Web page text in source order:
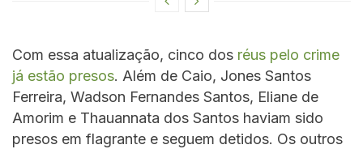
Com essa atualização, cinco dos réus pelo crime
já estão presos. Além de Caio, Jones Santos
Ferreira, Wadson Fernandes Santos, Eliane de
Amorim e Thauannata dos Santos haviam sido
presos em flagrante e seguem detidos. Os outros